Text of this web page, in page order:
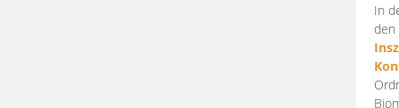
In
den